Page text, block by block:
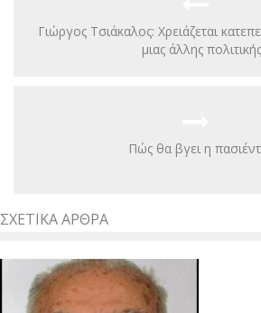
Γιώργος Τσιάκαλος: Χρειάζεται
μιας άλλης πολιτικής
Πώς θα βγει η
ΣΧΕΤΙΚΆ ΆΡΘΡΑ